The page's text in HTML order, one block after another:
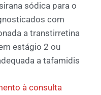
sódica para o
com
a transtirretina
estágio 2 ou
a tafamidis
à consulta